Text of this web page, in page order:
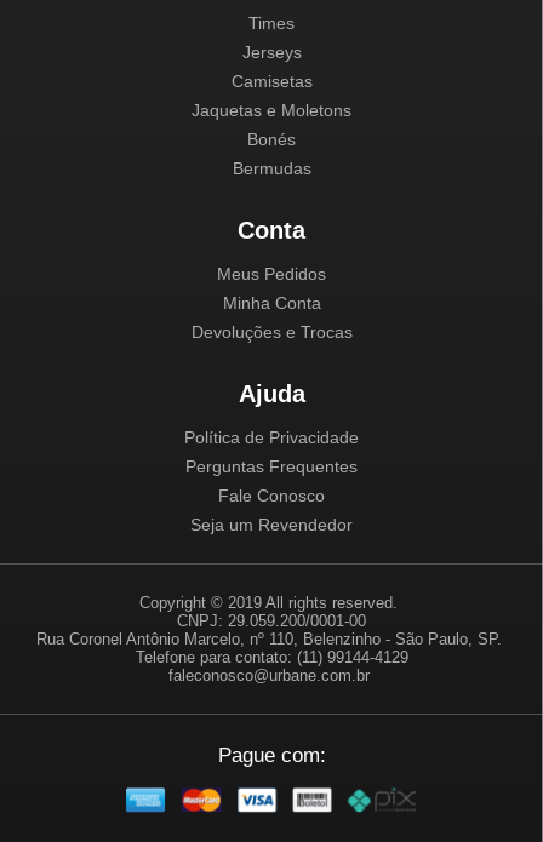
Times
Jerseys
Camisetas
Jaquetas e Moletons
Bonés
Bermudas
Conta
Meus Pedidos
Minha Conta
Devoluções e Trocas
Ajuda
Política de Privacidade
Perguntas Frequentes
Fale Conosco
Seja um Revendedor
Copyright © 2019 All rights reserved.
CNPJ: 29.059.200/0001-00
Rua Coronel Antônio Marcelo, nº 110, Belenzinho - São Paulo, SP.
Telefone para contato: (11) 99144-4129
faleconosco@urbane.com.br
Pague com: